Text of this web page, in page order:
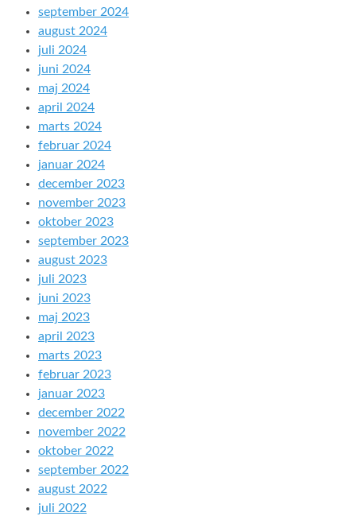
september 2024
august 2024
juli 2024
juni 2024
maj 2024
april 2024
marts 2024
februar 2024
januar 2024
december 2023
november 2023
oktober 2023
september 2023
august 2023
juli 2023
juni 2023
maj 2023
april 2023
marts 2023
februar 2023
januar 2023
december 2022
november 2022
oktober 2022
september 2022
august 2022
juli 2022